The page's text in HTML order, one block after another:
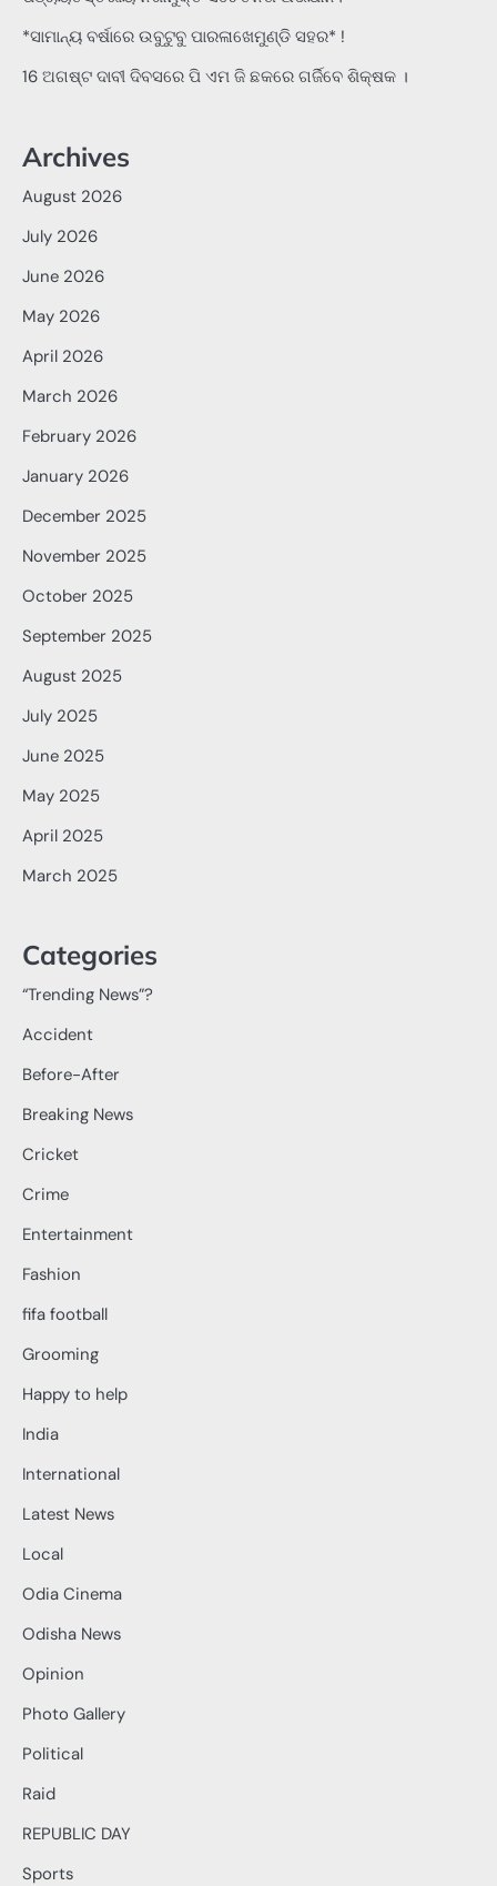
*ସାମାନ୍ୟ ବର୍ଷାରେ ଉବୁଟୁବୁ ପାରଳାଖେମୁଣ୍ଡି ସହର* !
16 ଅଗଷ୍ଟ ଦାବୀ ଦିବସରେ ପି ଏମ ଜି ଛକରେ ଗର୍ଜିବେ ଶିକ୍ଷକ ।
Archives
August 2026
July 2026
June 2026
May 2026
April 2026
March 2026
February 2026
January 2026
December 2025
November 2025
October 2025
September 2025
August 2025
July 2025
June 2025
May 2025
April 2025
March 2025
Categories
“Trending News”?
Accident
Before-After
Breaking News
Cricket
Crime
Entertainment
Fashion
fifa football
Grooming
Happy to help
India
International
Latest News
Local
Odia Cinema
Odisha News
Opinion
Photo Gallery
Political
Raid
REPUBLIC DAY
Sports